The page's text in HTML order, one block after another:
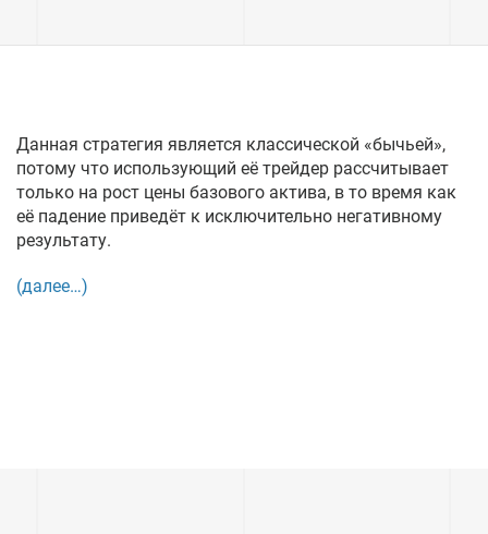
Данная стратегия является классической «бычьей»,
потому что использующий её трейдер рассчитывает
только на рост цены базового актива, в то время как
её падение приведёт к исключительно негативному
результату.
(далее…)